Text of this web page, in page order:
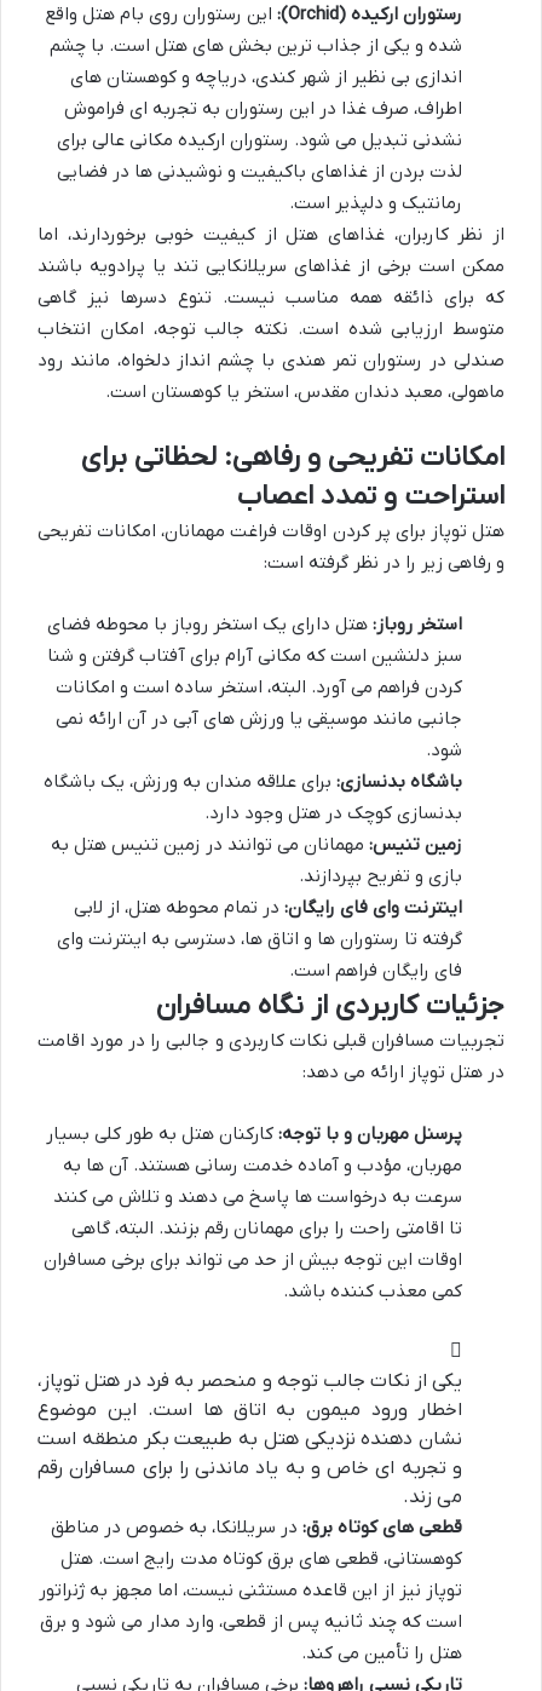
رستوران ارکیده (Orchid):
این رستوران روی بام هتل واقع
شده و یکی از جذاب ترین بخش های هتل است. با چشم
اندازی بی نظیر از شهر کندی، دریاچه و کوهستان های
اطراف، صرف غذا در این رستوران به تجربه ای فراموش
نشدنی تبدیل می شود. رستوران ارکیده مکانی عالی برای
لذت بردن از غذاهای باکیفیت و نوشیدنی ها در فضایی
رمانتیک و دلپذیر است.
از نظر کاربران، غذاهای هتل از کیفیت خوبی برخوردارند، اما
ممکن است برخی از غذاهای سریلانکایی تند یا پرادویه باشند
که برای ذائقه همه مناسب نیست. تنوع دسرها نیز گاهی
متوسط ارزیابی شده است. نکته جالب توجه، امکان انتخاب
صندلی در رستوران تمر هندی با چشم انداز دلخواه، مانند رود
ماهولی، معبد دندان مقدس، استخر یا کوهستان است.
امکانات تفریحی و رفاهی: لحظاتی برای
استراحت و تمدد اعصاب
هتل توپاز برای پر کردن اوقات فراغت مهمانان، امکانات تفریحی
و رفاهی زیر را در نظر گرفته است:
استخر روباز: هتل دارای یک استخر روباز با محوطه فضای
سبز دلنشین است که مکانی آرام برای آفتاب گرفتن و شنا
کردن فراهم می آورد. البته، استخر ساده است و امکانات
جانبی مانند موسیقی یا ورزش های آبی در آن ارائه نمی
شود.
باشگاه بدنسازی: برای علاقه مندان به ورزش، یک باشگاه
بدنسازی کوچک در هتل وجود دارد.
زمین تنیس: مهمانان می توانند در زمین تنیس هتل به
بازی و تفریح بپردازند.
اینترنت وای فای رایگان: در تمام محوطه هتل، از لابی
گرفته تا رستوران ها و اتاق ها، دسترسی به اینترنت وای
فای رایگان فراهم است.
جزئیات کاربردی از نگاه مسافران
تجربیات مسافران قبلی نکات کاربردی و جالبی را در مورد اقامت
در هتل توپاز ارائه می دهد:
پرسنل مهربان و با توجه: کارکنان هتل به طور کلی بسیار
مهربان، مؤدب و آماده خدمت رسانی هستند. آن ها به
سرعت به درخواست ها پاسخ می دهند و تلاش می کنند
تا اقامتی راحت را برای مهمانان رقم بزنند. البته، گاهی
اوقات این توجه بیش از حد می تواند برای برخی مسافران
کمی معذب کننده باشد.
یکی از نکات جالب توجه و منحصر به فرد در هتل توپاز،
اخطار ورود میمون به اتاق ها است. این موضوع
نشان دهنده نزدیکی هتل به طبیعت بکر منطقه است
و تجربه ای خاص و به یاد ماندنی را برای مسافران رقم
می زند.
قطعی های کوتاه برق: در سریلانکا، به خصوص در مناطق
کوهستانی، قطعی های برق کوتاه مدت رایج است. هتل
توپاز نیز از این قاعده مستثنی نیست، اما مجهز به ژنراتور
است که چند ثانیه پس از قطعی، وارد مدار می شود و برق
هتل را تأمین می کند.
تاریکی نسبی راهروها: برخی مسافران به تاریکی نسبی